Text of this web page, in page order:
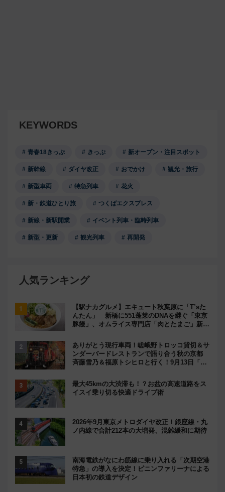
KEYWORDS
青春18きっぷ きっぷ 新オープン・注目スポット
新幹線 ダイヤ改正 おでかけ 観光・旅行
新型車両 特急列車 花火
新・鉄道ひとり旅 つくばエクスプレス
新線・新駅開業 イベント列車・臨時列車
新型・更新 観光列車 再開発
人気ランキング
【駅ナカグルメ】エキュート秋葉原に「T’sた
んたん」 新橋に551蓬莱のDNAを継ぐ「東京
豚饅」、オムライス専門店「肉とたまご」新グ
ありがとう現行車両！嵯峨野トロッコ貸切＆サ
ンダーバードレストランで語り合う秋の京都
斉藤雪乃＆福原トシヒロと行く！9月13日「京
最大45kmの大渋滞も！？お盆の高速道路をス
イスイ乗り切る快適ドライブ術
2026年9月東京メトロダイヤ改正！銀座線・丸
ノ内線で合計212本の大増発、混雑緩和に期待
南海電鉄がなにわ筋線に乗り入れる「次期空港
特急」の導入を決定！ピニンファリーナによる
日本初の鉄道デザイン